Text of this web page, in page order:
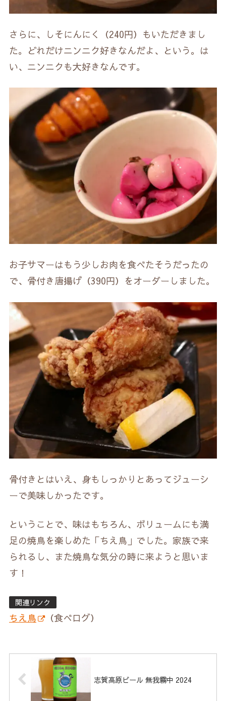
さらに、しそにんにく（240円）もいただきまし
た。どれだけニンニク好きなんだよ、という。は
い、ニンニクも大好きなんです。
お子サマーはもう少しお肉を食べたそうだったの
で、骨付き唐揚げ（390円）をオーダーしました。
骨付きとはいえ、身もしっかりとあってジューシ
ーで美味しかったです。
ということで、味はもちろん、ボリュームにも満
足の焼鳥を楽しめた「ちえ鳥」でした。家族で来
られるし、また焼鳥な気分の時に来ようと思いま
す！
関連リンク
ちえ鳥 （食べログ）
志賀高原ビール 無我霧中 2024